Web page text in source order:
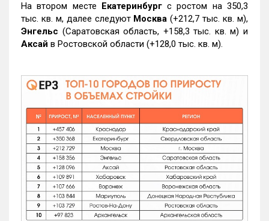
На втором месте Екатеринбургс ростом на 350,3
тыс. кв. м, далее следуют Москва (+212,7 тыс. кв. м),
Энгельс (Саратовская область, +158,3 тыс. кв. м) и
Аксай в Ростовской области (+128,0 тыс. кв. м).